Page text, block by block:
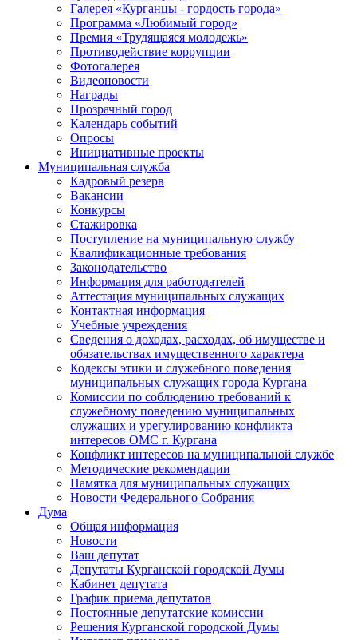
Галерея «Курганцы - гордость города»
Программа «Любимый город»
Премия «Трудящаяся молодежь»
Противодействие коррупции
Фотогалерея
Видеоновости
Награды
Прозрачный город
Календарь событий
Опросы
Инициативные проекты
Муниципальная служба
Кадровый резерв
Вакансии
Конкурсы
Стажировка
Поступление на муниципальную службу
Квалификационные требования
Законодательство
Информация для работодателей
Аттестация муниципальных служащих
Контактная информация
Учебные учреждения
Сведения о доходах, расходах, об имуществе и
обязательствах имущественного характера
Кодексы этики и служебного поведения
муниципальных служащих города Кургана
Комиссии по соблюдению требований к
служебному поведению муниципальных
служащих и урегулированию конфликта
интересов ОМС г. Кургана
Конфликт интересов на муниципальной службе
Методические рекомендации
Памятка для муниципальных служащих
Новости Федерального Cобрания
Дума
Общая информация
Новости
Ваш депутат
Депутаты Курганской городской Думы
Кабинет депутата
График приема депутатов
Постоянные депутатские комиссии
Решения Курганской городской Думы